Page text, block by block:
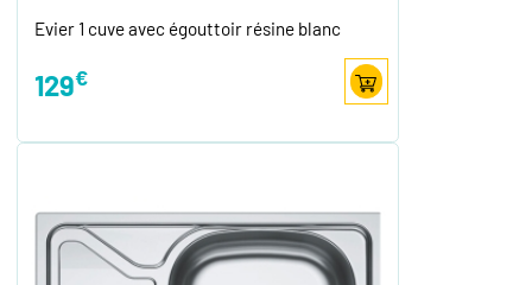
Evier 1 cuve avec égouttoir résine blanc
129€